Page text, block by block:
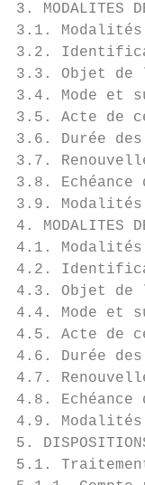
3. MODALITES
3.1.
3.2.
3.3.
3.4.
3.5. Acte
3.6. Durée
3.7.
3.8.
3.9.
4.
4.1.
4.2.
4.3.
4.4.
4.5. Acte
4.6. Durée
4.7.
4.8.
4.9.
5.
5.1.